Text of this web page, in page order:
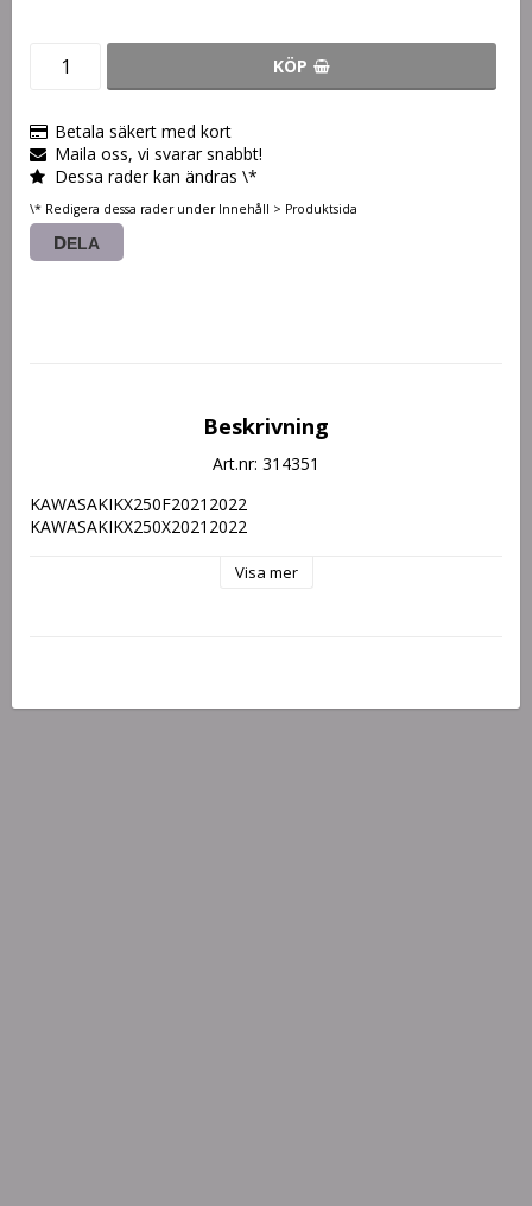
KÖP
Betala säkert med kort
Maila oss, vi svarar snabbt!
Dessa rader kan ändras \*
\* Redigera dessa rader under Innehåll > Produktsida
DELA
Beskrivning
Art.nr: 314351
KAWASAKIKX250F2021 2022
KAWASAKIKX250X2021 2022
Visa mer